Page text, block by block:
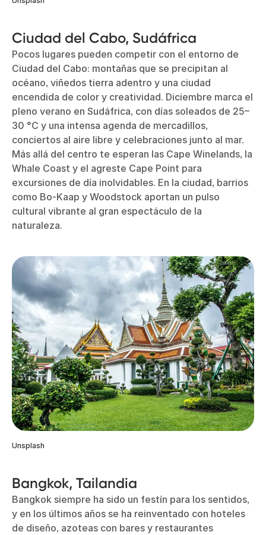
Ciudad del Cabo, Sudáfrica
Pocos lugares pueden competir con el entorno de
Ciudad del Cabo: montañas que se precipitan al
océano, viñedos tierra adentro y una ciudad
encendida de color y creatividad. Diciembre marca el
pleno verano en Sudáfrica, con días soleados de 25–
30 °C y una intensa agenda de mercadillos,
conciertos al aire libre y celebraciones junto al mar.
Más allá del centro te esperan las Cape Winelands, la
Whale Coast y el agreste Cape Point para
excursiones de día inolvidables. En la ciudad, barrios
como Bo-Kaap y Woodstock aportan un pulso
cultural vibrante al gran espectáculo de la
naturaleza.
Unsplash
Bangkok, Tailandia
Bangkok siempre ha sido un festín para los sentidos,
y en los últimos años se ha reinventado con hoteles
de diseño, azoteas con bares y restaurantes